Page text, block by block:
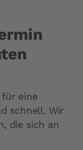
eine
schnell. Wir
die sich an